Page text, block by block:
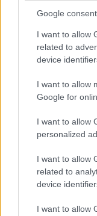
Google
I want to allow
related to
device
I want to allow
Google for
I want to allow
personalized
I want to allow
related to
device
I want to allow
Il capitale
stato
produttivo.
Evergrande
problema